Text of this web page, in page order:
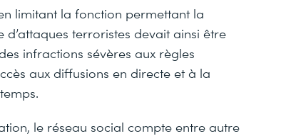
limitant la fonction permettant la
terroristes devait ainsi être
infractions sévères aux règles
aux diffusions en directe et à la
le réseau social compte entre autre